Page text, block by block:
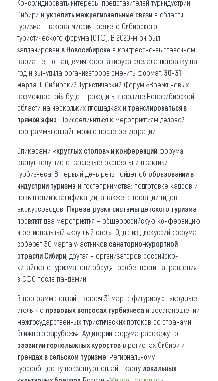
Консолидировать интересы представителей туриндустрии
Сибири и укрепить межрегиональные связи в области
туризма – такова миссия третьего Сибирского
туристического форума (СТФ). В 2020-м он был
запланирован в Новосибирске в конгрессно-выставочном
варианте, но пандемия коронавируса сделала поправку на
год и вынудила организаторов сменить формат. 30-31
марта III Сибирский Туристический Форум «Время новых
возможностей» будет проходить в столице Новосибирской
области на нескольких площадках и транслироваться в
прямой эфир . Присоединиться к мероприятиям деловой
программы онлайн можно после регистрации.
Спикерами «круглых столов» и конференций форума
станут ведущие отраслевые эксперты и практики
турбизнеса. В первый день речь пойдет об образовании в
индустрии туризма и гостеприимства: подготовке кадров и
повышении квалификации, а также аттестации гидов-
экскурсоводов. Перезагрузке системы детского туризма
посвятят два мероприятия – общероссийскую конференцию
и региональный «круглый стол». Одна из дискуссий форума
соберет 30 марта участников санаторно-курортной
отрасли Сибири , другая – организаторов российско-
китайского туризма: они обсудят особенности направления
в СФО после пандемии.
В программе онлайн-встреч 31 марта фигурируют «круглые
столы» о правовых вопросах турбизнеса и восстановлении
межгосударственных туристических потоков со странами
ближнего зарубежья. Аудитории форума расскажут о
развитии горнолыжных курортов в регионах Сибири и
трендах в сельском туризме . Региональному
турсообществу презентуют онлайн-карту локальных